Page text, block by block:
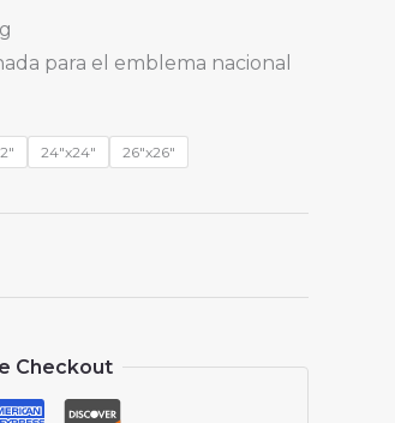
para el emblema nacional
24"x24" 26"x26"
Checkout